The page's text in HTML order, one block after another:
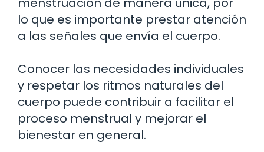
lo que es importante prestar atención
a las señales que envía el cuerpo.
Conocer las necesidades individuales
y respetar los ritmos naturales del
cuerpo puede contribuir a facilitar el
proceso menstrual y mejorar el
bienestar en general.